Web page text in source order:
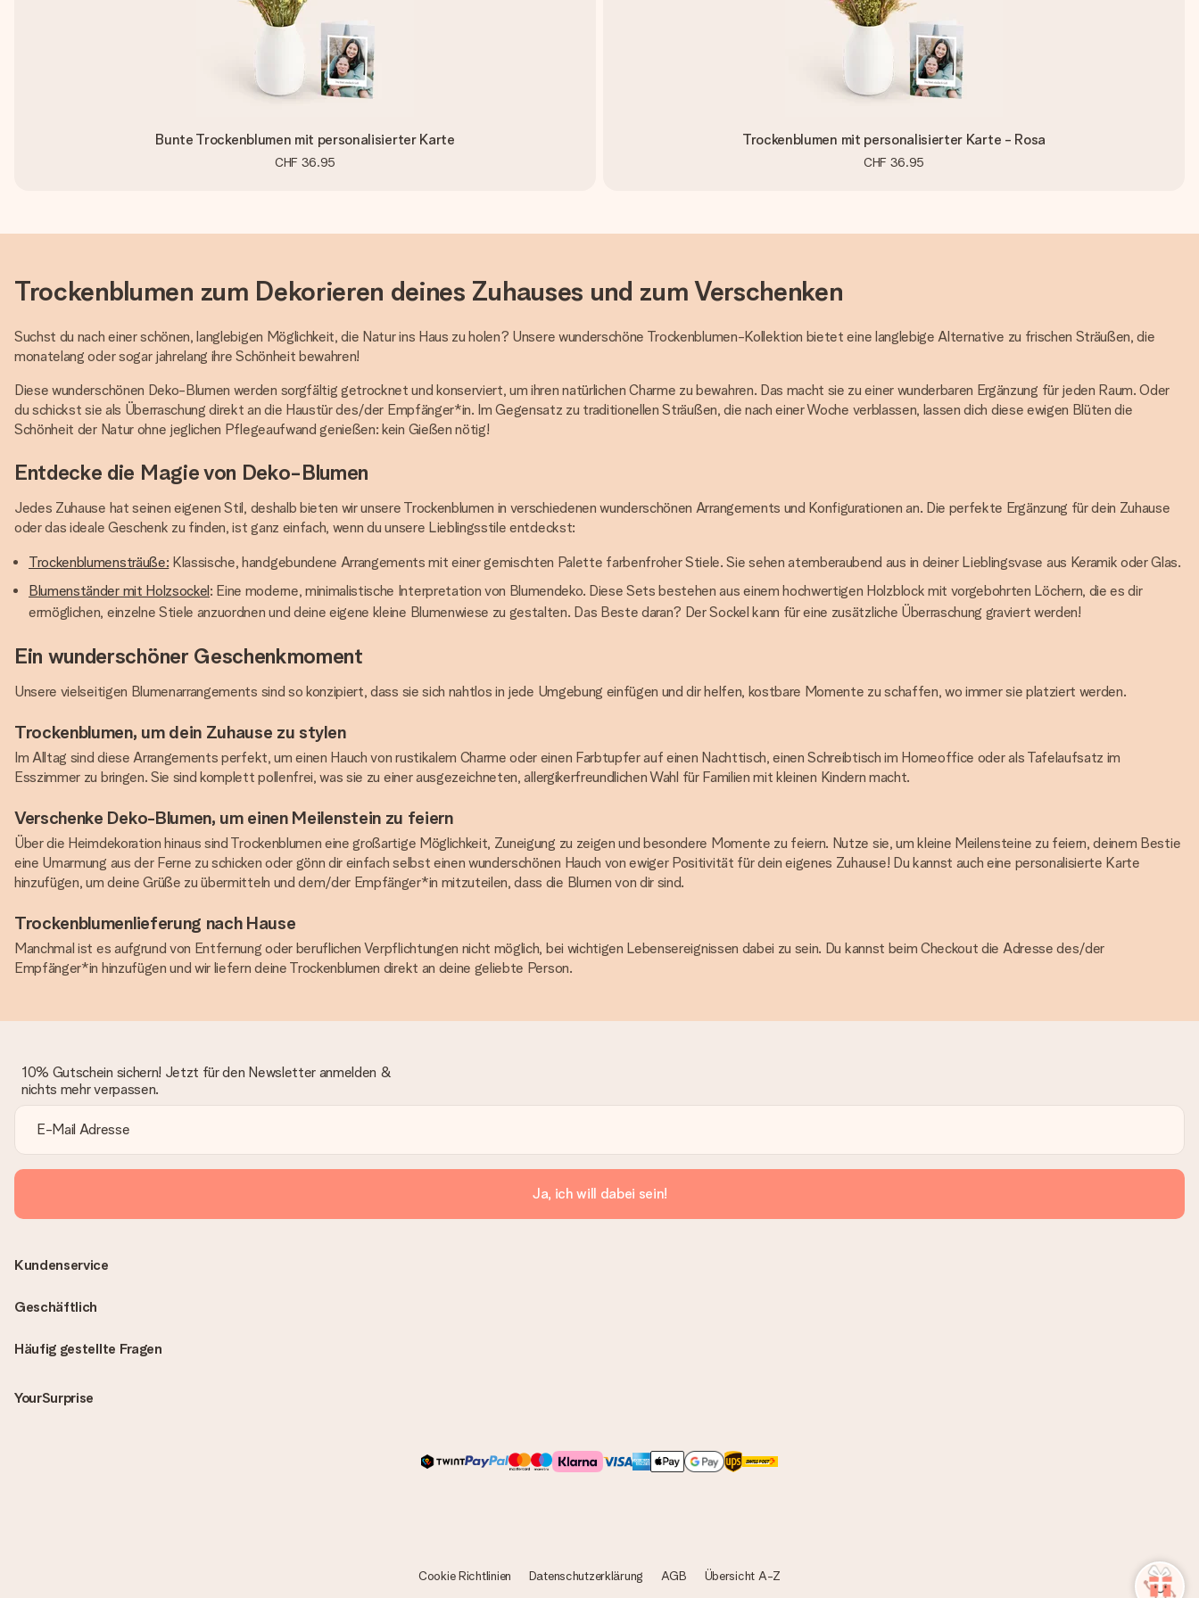
Bunte Trockenblumen mit personalisierter Karte
CHF 36.95
Trockenblumen mit personalisierter Karte - Rosa
CHF 36.95
Trockenblumen zum Dekorieren deines Zuhauses und zum Verschenken
Suchst du nach einer schönen, langlebigen Möglichkeit, die Natur ins Haus zu holen? Unsere wunderschöne Trockenblumen-Kollektion bietet eine langlebige Alternative zu frischen Sträußen, die
monatelang oder sogar jahrelang ihre Schönheit bewahren!
Diese wunderschönen Deko-Blumen werden sorgfältig getrocknet und konserviert, um ihren natürlichen Charme zu bewahren. Das macht sie zu einer wunderbaren Ergänzung für jeden Raum. Oder
du schickst sie als Überraschung direkt an die Haustür des/der Empfänger*in. Im Gegensatz zu traditionellen Sträußen, die nach einer Woche verblassen, lassen dich diese ewigen Blüten die
Schönheit der Natur ohne jeglichen Pflegeaufwand genießen: kein Gießen nötig!
Entdecke die Magie von Deko-Blumen
Jedes Zuhause hat seinen eigenen Stil, deshalb bieten wir unsere Trockenblumen in verschiedenen wunderschönen Arrangements und Konfigurationen an. Die perfekte Ergänzung für dein Zuhause
oder das ideale Geschenk zu finden, ist ganz einfach, wenn du unsere Lieblingsstile entdeckst:
Trockenblumensträuße: Klassische, handgebundene Arrangements mit einer gemischten Palette farbenfroher Stiele. Sie sehen atemberaubend aus in deiner Lieblingsvase aus Keramik oder Glas.
Blumenständer mit Holzsockel: Eine moderne, minimalistische Interpretation von Blumendeko. Diese Sets bestehen aus einem hochwertigen Holzblock mit vorgebohrten Löchern, die es dir
ermöglichen, einzelne Stiele anzuordnen und deine eigene kleine Blumenwiese zu gestalten. Das Beste daran? Der Sockel kann für eine zusätzliche Überraschung graviert werden!
Ein wunderschöner Geschenkmoment
Unsere vielseitigen Blumenarrangements sind so konzipiert, dass sie sich nahtlos in jede Umgebung einfügen und dir helfen, kostbare Momente zu schaffen, wo immer sie platziert werden.
Trockenblumen, um dein Zuhause zu stylen
Im Alltag sind diese Arrangements perfekt, um einen Hauch von rustikalem Charme oder einen Farbtupfer auf einen Nachttisch, einen Schreibtisch im Homeoffice oder als Tafelaufsatz im
Esszimmer zu bringen. Sie sind komplett pollenfrei, was sie zu einer ausgezeichneten, allergikerfreundlichen Wahl für Familien mit kleinen Kindern macht.
Verschenke Deko-Blumen, um einen Meilenstein zu feiern
Über die Heimdekoration hinaus sind Trockenblumen eine großartige Möglichkeit, Zuneigung zu zeigen und besondere Momente zu feiern. Nutze sie, um kleine Meilensteine zu feiern, deinem Bestie
eine Umarmung aus der Ferne zu schicken oder gönn dir einfach selbst einen wunderschönen Hauch von ewiger Positivität für dein eigenes Zuhause! Du kannst auch eine personalisierte Karte
hinzufügen, um deine Grüße zu übermitteln und dem/der Empfänger*in mitzuteilen, dass die Blumen von dir sind.
Trockenblumenlieferung nach Hause
Manchmal ist es aufgrund von Entfernung oder beruflichen Verpflichtungen nicht möglich, bei wichtigen Lebensereignissen dabei zu sein. Du kannst beim Checkout die Adresse des/der
Empfänger*in hinzufügen und wir liefern deine Trockenblumen direkt an deine geliebte Person.
10% Gutschein sichern! Jetzt für den Newsletter anmelden &
nichts mehr verpassen.
Ja, ich will dabei sein!
Häufig gestellte Fragen
YourSurprise
Kundenservice
Geschäftlich
Cookie Richtlinien Datenschutzerklärung AGB Übersicht A-Z